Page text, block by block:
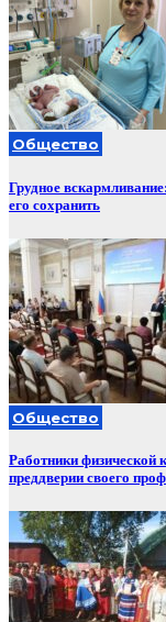
Общество
Грудное
его сохранить
Общество
Работники физической
преддверии своего